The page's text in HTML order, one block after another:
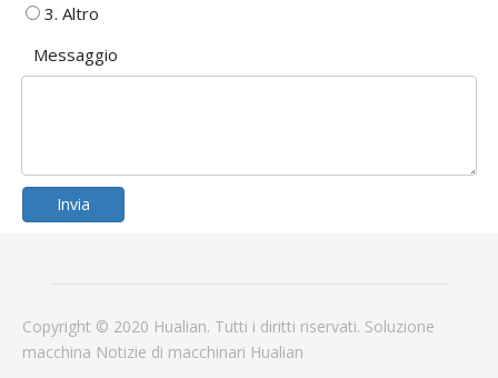
3. Altro
Messaggio
Invia
Copyright © 2020 Hualian. Tutti i diritti riservati. Soluzione
macchina Notizie di macchinari Hualian